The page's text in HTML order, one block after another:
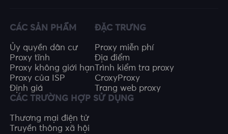
CÁC SẢN PHẨM
Ủy quyền dân cư
Proxy tĩnh
Proxy không giới hạn
Proxy của ISP
Định giá
ĐẶC TRƯNG
Proxy miễn phí
Địa điểm
Trình kiểm tra proxy
CroxyProxy
Trang web proxy
CÁC TRƯỜNG HỢP SỬ DỤNG
Thương mại điện tử
Truyền thông xã hội